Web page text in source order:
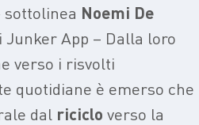
Noemi De
Junker App – Dalla loro
verso i risvolti
quotidiane è emerso che
dal riciclo verso la